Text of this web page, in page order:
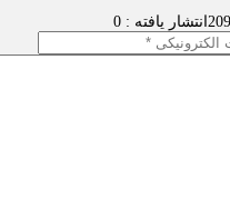
انتشار یافته : 0